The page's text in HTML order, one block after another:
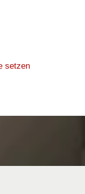
setzen